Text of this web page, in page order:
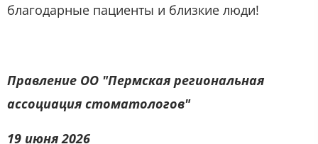
благодарные пациенты и близкие люди!
Правление ОО "Пермская региональная
ассоциация стоматологов"
19 июня 2026